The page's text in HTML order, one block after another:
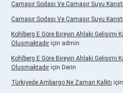
Çamaşır Sodası Ve Çamaşır Suyu
Çamaşır Sodası Ve Çamaşır Suyu
Kohlberg E Göre Bireyin Ahlaki Gelişimi
Oluşmaktadır için admin
Kohlberg E Göre Bireyin Ahlaki Gelişimi
Oluşmaktadır için Derin
Türkiyede Ambargo Ne Zaman Kalktı için